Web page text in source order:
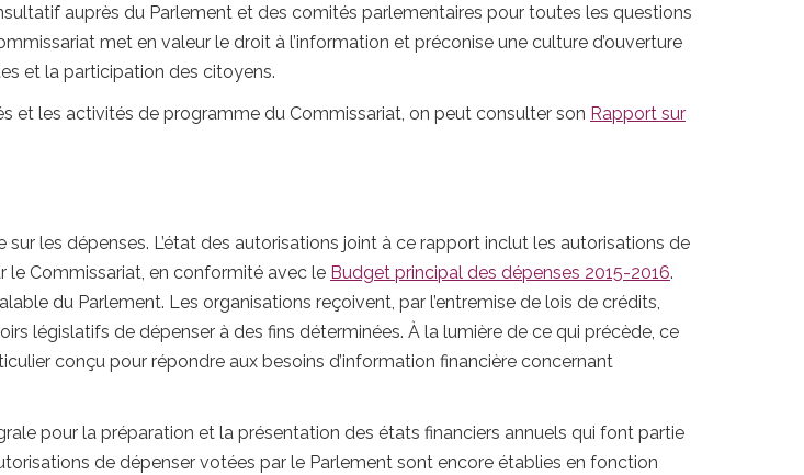
auprès du Parlement et des comités parlementaires pour toutes les questions
met en valeur le droit à l’information et préconise une culture d’ouverture
et la participation des citoyens.
et les activités de programme du Commissariat, on peut consulter son Rapport sur
les dépenses. L’état des autorisations joint à ce rapport inclut les autorisations de
le Commissariat, en conformité avec le Budget principal des dépenses 2015-2016.
du Parlement. Les organisations reçoivent, par l’entremise de lois de crédits,
législatifs de dépenser à des fins déterminées. À la lumière de ce qui précède, ce
conçu pour répondre aux besoins d’information financière concernant
pour la préparation et la présentation des états financiers annuels qui font partie
de dépenser votées par le Parlement sont encore établies en fonction